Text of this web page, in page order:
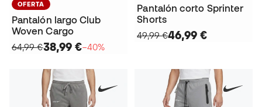
OFERTA
Pantalón largo Club
Woven Cargo
64,99 €38,99 €−40%
Pantalón corto Sprinter
Shorts
49,99 €46,99 €